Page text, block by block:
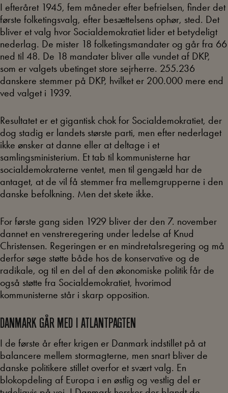
I efteråret 1945, fem måneder efter befrielsen, finder det
første folketingsvalg, efter besættelsens ophør, sted. Det
bliver et valg hvor Socialdemokratiet lider et betydeligt
nederlag. De mister 18 folketingsmandater og går fra 66
ned til 48. De 18 mandater bliver alle vundet af DKP,
som er valgets ubetinget store sejrherre. 255.236
danskere stemmer på DKP, hvilket er 200.000 mere end
ved valget i 1939.
Resultatet er et gigantisk chok for Socialdemokratiet, der
dog stadig er landets største parti, men efter nederlaget
ikke ønsker at danne eller at deltage i et
samlingsministerium. Et tab til kommunisterne har
socialdemokraterne ventet, men til gengæld har de
antaget, at de vil få stemmer fra mellemgrupperne i den
danske befolkning. Men det skete ikke.
For første gang siden 1929 bliver der den 7. november
dannet en venstreregering under ledelse af Knud
Christensen. Regeringen er en mindretalsregering og må
derfor søge støtte både hos de konservative og de
radikale, og til en del af den økonomiske politik får de
også støtte fra Socialdemokratiet, hvorimod
kommunisterne står i skarp opposition.
DANMARK GÅR MED I ATLANTPAGTEN
I de første år efter krigen er Danmark indstillet på at
balancere mellem stormagterne, men snart bliver de
danske politikere stillet overfor et svært valg. En
blokopdeling af Europa i en østlig og vestlig del er